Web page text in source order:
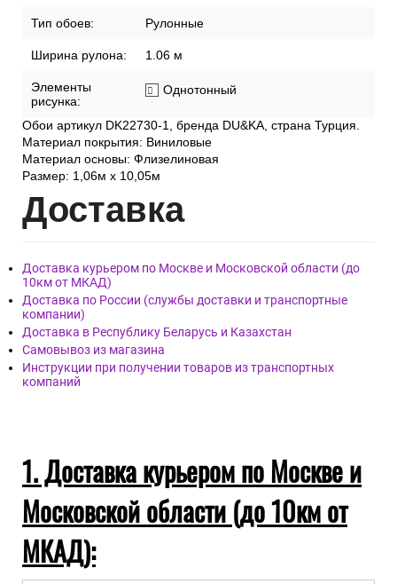
Тип обоев: Рулонные
Ширина рулона: 1.06 м
Элементы
рисунка:
Однотонный
Обои артикул DK22730-1, бренда DU&KA, страна Турция.
Материал покрытия: Виниловые
Материал основы: Флизелиновая
Размер: 1,06м х 10,05м
Доставка
Доставка курьером по Москве и Московской области (до
10км от МКАД)
Доставка по России (службы доставки и транспортные
компании)
Доставка в Республику Беларусь и Казахстан
Самовывоз из магазина
Инструкции при получении товаров из транспортных
компаний
1. Доставка курьером по Москве и
Московской области (до 10км от
МКАД):